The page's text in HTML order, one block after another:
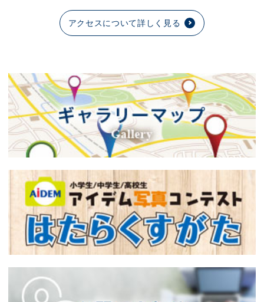
アクセスについて詳しく見る